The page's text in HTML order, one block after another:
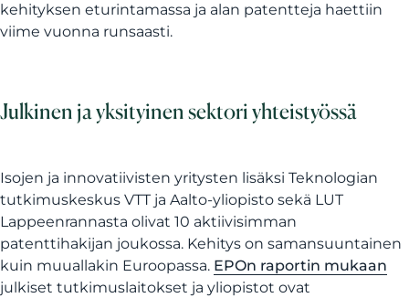
kehityksen eturintamassa ja alan patentteja haettiin
viime vuonna runsaasti.
Julkinen ja yksityinen sektori yhteistyössä
Isojen ja innovatiivisten yritysten lisäksi Teknologian
tutkimuskeskus VTT ja Aalto-yliopisto sekä LUT
Lappeenrannasta olivat 10 aktiivisimman
patenttihakijan joukossa. Kehitys on samansuuntainen
kuin muuallakin Euroopassa. EPOn raportin mukaan
julkiset tutkimuslaitokset ja yliopistot ovat